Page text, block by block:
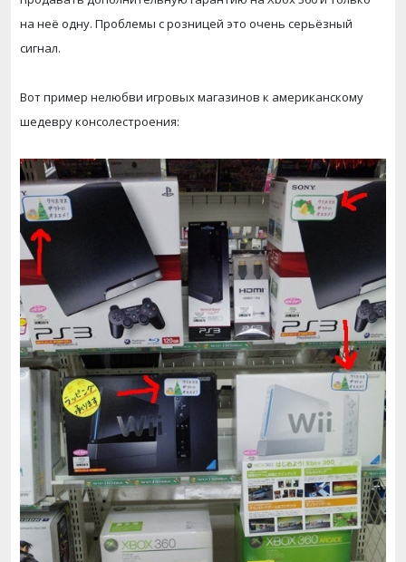
на неё одну. Проблемы с розницей это очень серьёзный
сигнал.
Вот пример нелюбви игровых магазинов к американскому
шедевру консолестроения: